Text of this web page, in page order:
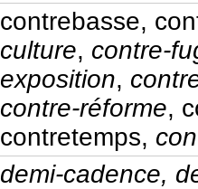
contrebasse,
culture, contre-
exposition,
contre-réforme,
contretemps,
demi-cadence,